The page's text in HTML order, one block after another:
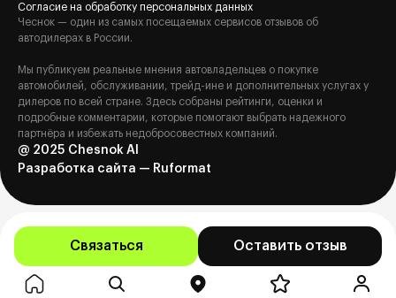
Согласие на обработку персональных данных
Чеснок — один из самых посещаемых сервисов отзывов об
автодилерах в России.
Мы публикуем реальные мнения автовладельцев о покупке
автомобилей, обслуживании, трейд-ине и дополнительных услугах у
дилеров по всей стране. Здесь собраны рейтинги, оценки и
подробные комментарии, которые помогают выбрать надежного
партнёра и избежать недобросовестных компаний.
@ 2025 Chesnok AI
Разработка сайта — Ruformat
Связаться Оставить отзыв